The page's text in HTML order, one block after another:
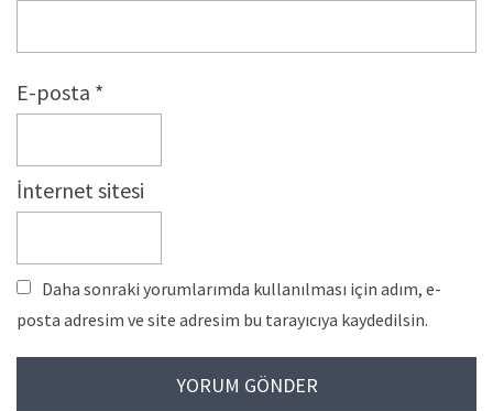
E-posta *
İnternet sitesi
Daha sonraki yorumlarımda kullanılması için adım, e-
posta adresim ve site adresim bu tarayıcıya kaydedilsin.